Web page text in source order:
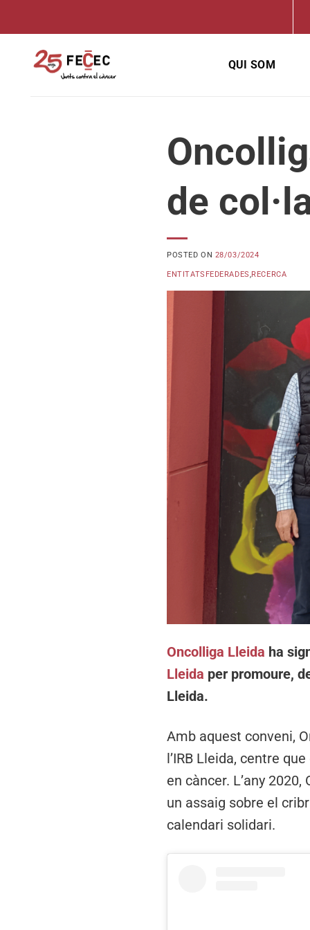
QUI SOM
de
POSTED ON 28/03/2024
ENTITATSFEDERADES,RECERCA
Oncolliga Lleida ha
Lleida per promoure,
Lleida.
Amb aquest conveni,
l’IRB Lleida, centre
en càncer. L’any
un assaig sobre el
calendari solidari.